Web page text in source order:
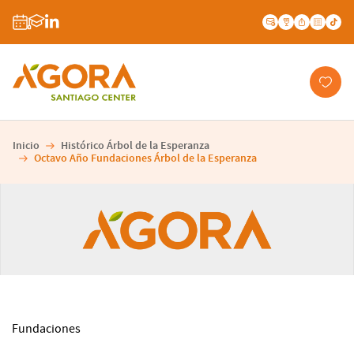
Inicio
Histórico Árbol de la Esperanza
Octavo Año Fundaciones Árbol de la Esperanza
Fundaciones